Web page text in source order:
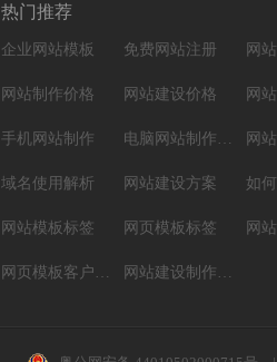
热门推荐
企业网站模板 免费网站注册 网
网站制作价格 网站建设价格 网
手机网站制作 电脑网站制作设计 网
域名使用解析 网站建设方案 如
网站模板标签 网页模板标签
网页模板客户案例 网站建设制作知识